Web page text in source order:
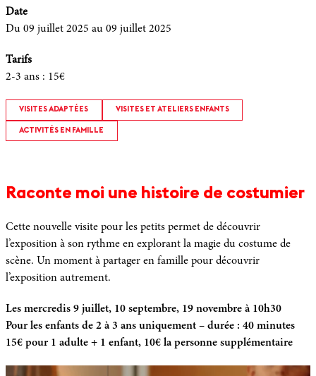
Date
Du 09 juillet 2025 au 09 juillet 2025
Tarifs
2-3 ans : 15€
VISITES ADAPTÉES VISITES ET ATELIERS ENFANTS
ACTIVITÉS EN FAMILLE
Raconte moi une histoire de costumier
Cette nouvelle visite pour les petits permet de découvrir
l’exposition à son rythme en explorant la magie du costume de
scène. Un moment à partager en famille pour découvrir
l’exposition autrement.
Les mercredis 9 juillet, 10 septembre, 19 novembre à 10h30
Pour les enfants de 2 à 3 ans uniquement – durée : 40 minutes
15€ pour 1 adulte + 1 enfant, 10€ la personne supplémentaire